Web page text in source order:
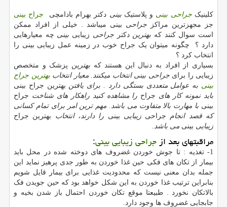
کلینیکجراحی بینی و پلاستیکبینی دکتر بهرام بادامچی جراح بینی
جز مجهزترین مراکز جراحی بینی میباشد . خیلی از افراد ممکن
است سوال کنند که بهترین دکترجراحی زیبایی بینی چه معیارهایی
دارد ؟ چگونه میتوان یک جراح خوب در زمینه عمل زیبایی بینی را
انتخاب کرد ؟
بسیاری از افراد به دنبال این هستند کهبهترین پزشک و متخصص
زیبایی را برایجراحی بینی انتخاب میکنند. معیار انتخاببهترین جراح
بینی به عوامل متعددی بستگی دارد . برای یافتن بهترین جراح بینی
باید نمونه کار های جراح را مشاهده کنید راهکار های شناخت جراح
بینی با مهارت بالا متفاوت می باشد. مهم ترین امر برای تمام کسانی
که قصد انجام جراحی زیبایی بینی را دارند، انتخاب بهترین جراح
زیبایی بینی می باشد.
مراقبتهای بعد ازجراحی زیبایی بینی:
1- تغذیه : تا جوش خوردن غضروف های دوخته شده در محل باید
بیمار از تکان های فکی حین غذا خوردن به طور جدی پرهیز نماید این
جمله بدان معنی نیست که محدودیت غذایی برای بیمار قایل شویم
بنابراین ترتیب غذا خوردن به این شکل خواهد بود که حین جویدن فک
بالاتکان نخورد . طبیعتا موقع تکان خوردن احتمال باز شدن بخیه و
جابجایی غضروف ها وجود دارد.